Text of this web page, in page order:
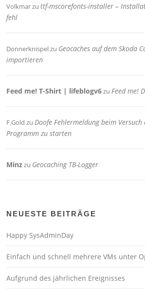
Volkmarzuttf-mscorefonts-installer –
fehl
Donnerknispelzu Geocaches auf dem Skoda
importieren
Feed me! T-Shirt | lifeblogv6zuFeed me!
F.Gold zuDoofe Fehlermeldung beim Versuch
Programm zu starten
Minzzu Geocaching TB-Logger
NEUESTE BEITRÄGE
Happy SysAdminDay
Einfach und schnell mehrere VMs unter
Aufgrund des jährlichen Ereignisses